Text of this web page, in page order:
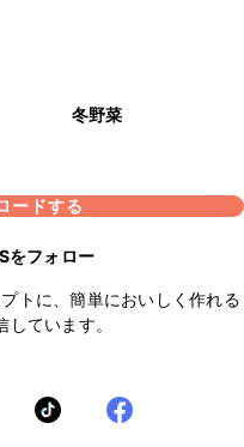
冬野菜
ードする
をフォロー
トに、簡単においしく作れる
ています。